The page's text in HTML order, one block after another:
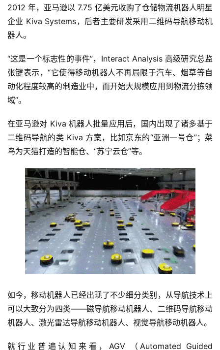
2012 年，亚马逊以 7.75 亿美元收购了仓储物流机器人明星
企业 Kiva Systems，后者主要研发采用二维码导航移动机
器人。
“这是一个标志性的事件”，Interact Analysis 高级研究总监
张键表示，“它使得移动机器人不再局限于汽车、烟草等自
动化程度较高的制造业中，而开始大规模应用到物流分拣领
域”。
在亚马逊对 Kiva 机器人批量应用后，国内出现了诸多基于
二维码导航的类 Kiva 方案，比如京东的“亚洲一号仓”；菜
鸟为天猫打造的智能仓、“苏宁云仓”等。
如今，移动机器人已经出现了不少细分类别，从导航技术上
可以大致分为四类——磁导航移动机器人、二维码导航移动
机器人、激光雷达导航移动机器人、视觉导航移动机器人。
就行业普遍认知来看，AGV （Automated Guided